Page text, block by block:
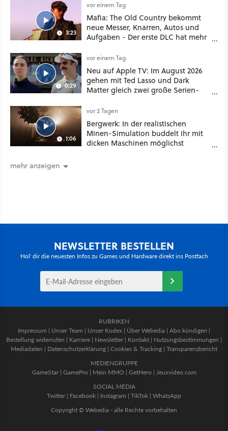
3:23
vor einem Tag
Mafia: The Old Country bekommt
neue Messer, Knarren, Autos und
Aufgaben - Der erste DLC hat mehr
0:29
vor einem Tag
Neu auf Apple TV: Im August 2026
gehen mit Ted Lasso und Dark
Matter gleich zwei große Serien-
1:06
vor 2 Tagen
Bergwerk: In der realistischen
Minen-Simulation buddelt ihr mit
dicken Maschinen möglichst
mehr anzeigen
NEWSLETTER BESTELLEN
Hol' dir die neuesten Infos zu Games und Hardware direkt ins Postfach
RUBRIKEN
Impressum | Unser Team | Unser Kodex | Über Webedia | Abo kündigen |
Bestellung widerrufen | Karriere | Newsletter | Kontakt | Nutzungsbestimmungen |
Mediadaten | Datenschutzerklärung | Cookies & Tracking | Transparenzbericht
MEDIENGRUPPE
GameStar| GamePro | Mein MMO | GetHero | Jeuxvideo.com
SOCIAL MEDIA
Twitter | Facebook | Instagram | TikTok | WhatsApp
Copyright © Webedia - alle Rechte vorbehalten